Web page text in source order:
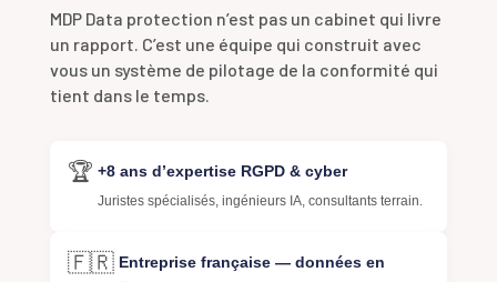
MDP Data protection n’est pas un cabinet qui livre
un rapport. C’est une équipe qui construit avec
vous un système de pilotage de la conformité qui
tient dans le temps.
🏆 +8 ans d’expertise RGPD & cyber
Juristes spécialisés, ingénieurs IA, consultants terrain.
🇫🇷 Entreprise française — données en